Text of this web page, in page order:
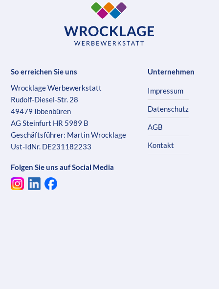
So erreichen Sie uns
Wrocklage Werbewerkstatt
Rudolf-Diesel-Str. 28
49479 Ibbenbüren
AG Steinfurt HR 5989 B
Geschäftsführer: Martin Wrocklage
Ust-IdNr. DE231182233
Folgen Sie uns auf Social Media
Unternehmen
Impressum
Datenschutz
AGB
Kontakt